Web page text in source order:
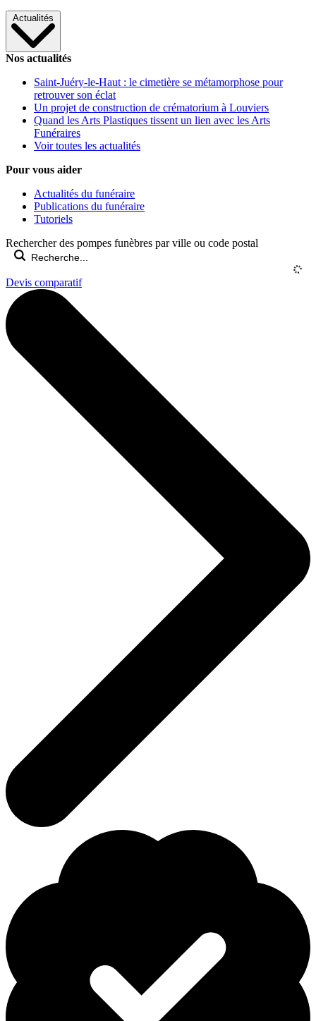
Actualités
Nos actualités
Saint-Juéry-le-Haut : le cimetière se métamorphose pour
retrouver son éclat
Un projet de construction de crématorium à Louviers
Quand les Arts Plastiques tissent un lien avec les Arts
Funéraires
Voir toutes les actualités
Pour vous aider
Actualités du funéraire
Publications du funéraire
Tutoriels
Rechercher des pompes funèbres par ville ou code postal
Devis comparatif